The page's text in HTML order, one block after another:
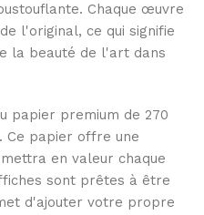
Chaque œuvre
l'original, ce qui signifie
la beauté de l'art dans
papier premium de 270
Ce papier offre une
en valeur chaque
sont prêtes à être
d'ajouter votre propre